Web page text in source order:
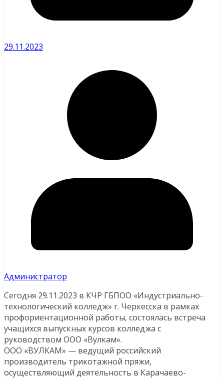
29.11.2023
Администратор
Сегодня 29.11.2023 в КЧР ГБПОО «Индустриально-
технологический колледж» г. Черкесска в рамках
профориентационной работы, состоялась встреча
учащихся выпускных курсов колледжа с
руководством ООО «Вулкам».
ООО «ВУЛКАМ» — ведущий российский
производитель трикотажной пряжи,
осуществляющий деятельность в Карачаево-